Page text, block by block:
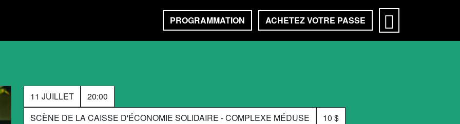
PROGRAMMATION ACHETEZ VOTRE PASSE
11 JUILLET
20:00
SCÈNE DE LA CAISSE D'ÉCONOMIE SOLIDAIRE - COMPLEXE MÉDUSE
10 $